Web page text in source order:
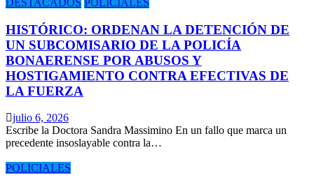
HISTÓRICO: ORDENAN LA DETENCIÓN DE
UN SUBCOMISARIO DE LA POLICÍA
BONAERENSE POR ABUSOS Y
HOSTIGAMIENTO CONTRA EFECTIVAS DE
LA FUERZA
julio 6, 2026
Escribe la Doctora Sandra Massimino En un fallo que marca un
precedente insoslayable contra la…
POLICIALES